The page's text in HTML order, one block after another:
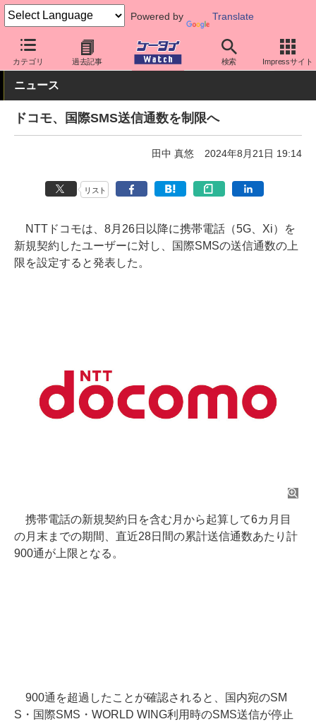
Powered by Translate
カテゴリ 過去記事 検索 Impressサイト
ケータイ Watch キャリア ドコモ アプリ・サービス
ニュース
ドコモ、国際SMS送信通数を制限へ
田中 真悠 2024年8月21日 19:14
リスト
NTTドコモは、8月26日以降に携帯電話（5G、Xi）を
新規契約したユーザーに対し、国際SMSの送信通数の上
限を設定すると発表した。
携帯電話の新規契約日を含む月から起算して6カ月目
の月末までの期間、直近28日間の累計送信通数あたり計
900通が上限となる。
900通を超過したことが確認されると、国内宛のSM
S・国際SMS・WORLD WING利用時のSMS送信が停止